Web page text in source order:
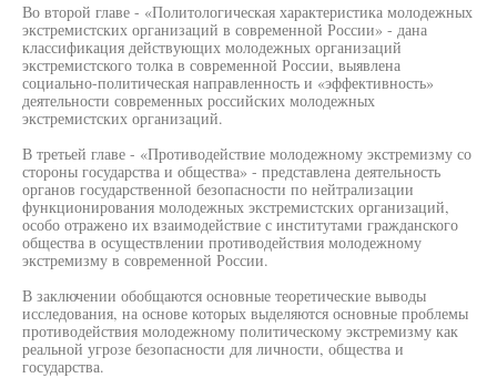
Во второй главе - «Политологическая характеристика молодежных
экстремистских организаций в современной России» - дана
классификация действующих молодежных организаций
экстремистского толка в современной России, выявлена
социально-политическая направленность и «эффективность»
деятельности современных российских молодежных
экстремистских организаций.
В третьей главе - «Противодействие молодежному экстремизму со
стороны государства и общества» - представлена деятельность
органов государственной безопасности по нейтрализации
функционирования молодежных экстремистских организаций,
особо отражено их взаимодействие с институтами гражданского
общества в осуществлении противодействия молодежному
экстремизму в современной России.
В заключении обобщаются основные теоретические выводы
исследования, на основе которых выделяются основные проблемы
противодействия молодежному политическому экстремизму как
реальной угрозе безопасности для личности, общества и
государства.